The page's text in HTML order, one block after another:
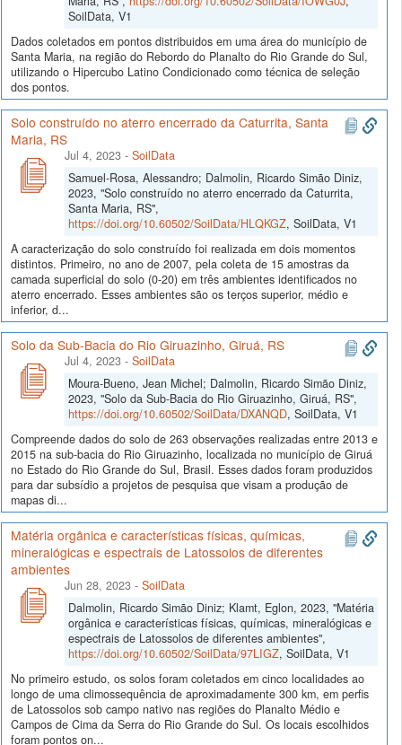
SoilData, V1
Dados coletados em pontos distribuidos em uma área do município de
Santa Maria, na região do Rebordo do Planalto do Rio Grande do Sul,
utilizando o Hipercubo Latino Condicionado como técnica de seleção
dos pontos.
Solo construído no aterro encerrado da Caturrita, Santa
Maria, RS
Jul 4, 2023 - SoilData
Samuel-Rosa, Alessandro; Dalmolin, Ricardo Simão Diniz,
2023, "Solo construído no aterro encerrado da Caturrita,
Santa Maria, RS",
https://doi.org/10.60502/SoilData/HLQKGZ, SoilData, V1
A caracterização do solo construído foi realizada em dois momentos
distintos. Primeiro, no ano de 2007, pela coleta de 15 amostras da
camada superficial do solo (0-20) em três ambientes identificados no
aterro encerrado. Esses ambientes são os terços superior, médio e
inferior, d...
Solo da Sub-Bacia do Rio Giruazinho, Giruá, RS
Jul 4, 2023 - SoilData
Moura-Bueno, Jean Michel; Dalmolin, Ricardo Simão Diniz,
2023, "Solo da Sub-Bacia do Rio Giruazinho, Giruá, RS",
https://doi.org/10.60502/SoilData/DXANQD, SoilData, V1
Compreende dados do solo de 263 observações realizadas entre 2013 e
2015 na sub-bacia do Rio Giruazinho, localizada no município de Giruá
no Estado do Rio Grande do Sul, Brasil. Esses dados foram produzidos
para dar subsídio a projetos de pesquisa que visam a produção de
mapas di...
Matéria orgânica e características físicas, químicas,
mineralógicas e espectrais de Latossolos de diferentes
ambientes
Jun 28, 2023 - SoilData
Dalmolin, Ricardo Simão Diniz; Klamt, Eglon, 2023, "Matéria
orgânica e características físicas, químicas, mineralógicas e
espectrais de Latossolos de diferentes ambientes",
https://doi.org/10.60502/SoilData/97LIGZ, SoilData, V1
No primeiro estudo, os solos foram coletados em cinco localidades ao
longo de uma climossequência de aproximadamente 300 km, em perfis
de Latossolos sob campo nativo nas regiões do Planalto Médio e
Campos de Cima da Serra do Rio Grande do Sul. Os locais escolhidos
foram pontos on...